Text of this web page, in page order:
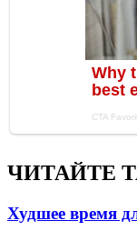
ЧИТАЙТЕ
Худшее время